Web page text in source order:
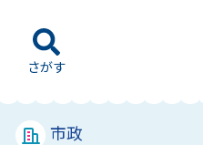
さがす
市政